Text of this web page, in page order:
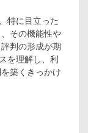
特に目立った
その機能性や
判の形成が期
を理解し、利
築くきっかけ